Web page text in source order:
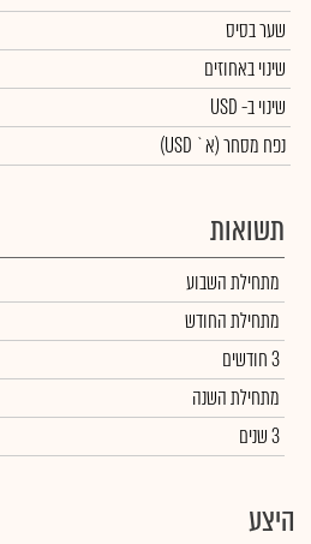
שער בסיס
שינוי באחוזים
שינויב- USD
נפח מסחר(א` USD)
תשואות
מתחילת השבוע
מתחילת החודש
3 חודשים
מתחילת השנה
3 שנים
היצע